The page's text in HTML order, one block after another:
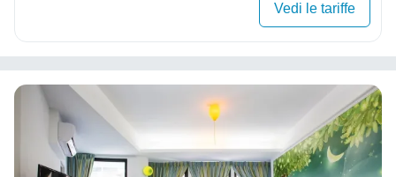
Vedi le tariffe